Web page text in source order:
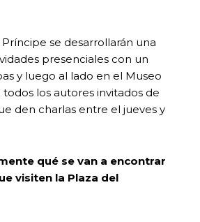
se desarrollarán una
presenciales con un
y luego al lado en el Museo
los autores invitados de
den charlas entre el jueves y
qué se van a encontrar
visiten la Plaza del